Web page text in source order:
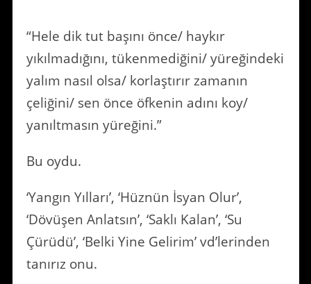
“Hele dik tut başını önce/ haykır
yıkılmadığını, tükenmediğini/ yüreğindeki
yalım nasıl olsa/ korlaştırır zamanın
çeliğini/ sen önce öfkenin adını koy/
yanıltmasın yüreğini.”
Bu oydu.
‘Yangın Yılları’, ‘Hüznün İsyan Olur’,
‘Dövüşen Anlatsın’, ‘Saklı Kalan’, ‘Su
Çürüdü’, ‘Belki Yine Gelirim’ vd’lerinden
tanırız onu.